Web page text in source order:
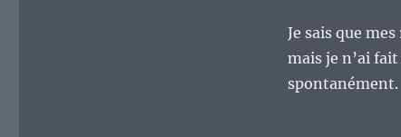
Je sais que
mais je n’ai
spontanément.